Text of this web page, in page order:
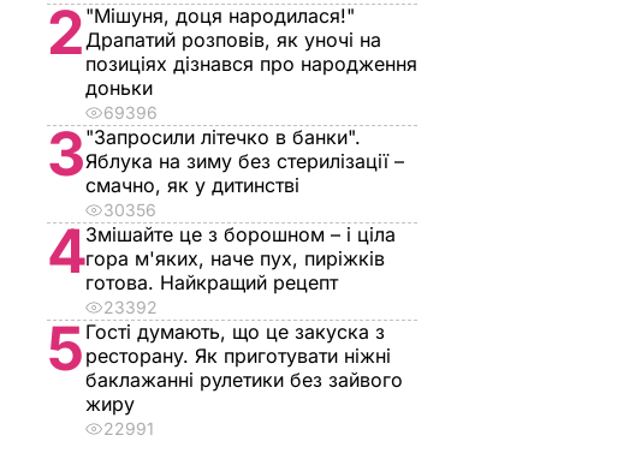
2 "Мішуня, доця народилася!"
Драпатий розповів, як уночі на
позиціях дізнався про народження
доньки
69396
3"Запросили літечко в банки".
Яблука на зиму без стерилізації –
смачно, як у дитинстві
30356
4Змішайте це з борошном – і ціла
гора м'яких, наче пух, пиріжків
готова. Найкращий рецепт
23392
5 Гості думають, що це закуска з
ресторану. Як приготувати ніжні
баклажанні рулетики без зайвого
жиру
22991